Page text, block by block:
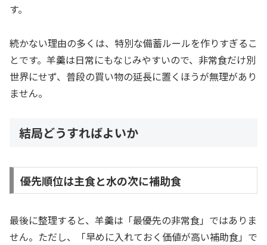
す。
続かない理由の多くは、特別な備蓄ルールを作りすぎるこ
とです。羊羹は日常にもなじみやすいので、非常食だけ別
世界にせず、普段の買い物の延長に置くほうが無理があり
ません。
結局どうすればよいか
優先順位は主食と水の次に補助食
最後に整理すると、羊羹は「最優先の非常食」ではありま
せん。ただし、「早めに入れておく価値が高い補助食」で